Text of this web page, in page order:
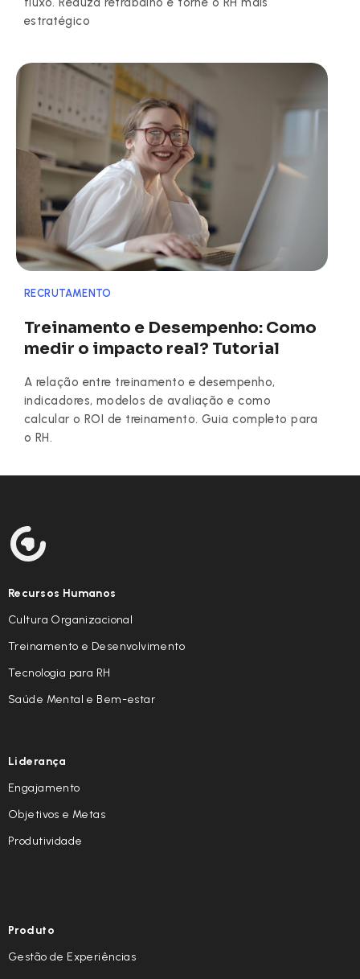
estratégico
RECRUTAMENTO
Treinamento e Desempenho: Como
medir o impacto real? Tutorial
A relação entre treinamento e desempenho,
indicadores, modelos de avaliação e como
calcular o ROI de treinamento. Guia completo para
o RH.
Recursos Humanos
Cultura Organizacional
Treinamento e Desenvolvimento
Tecnologia para RH
Saúde Mental e Bem-estar
Liderança
Engajamento
Objetivos e Metas
Produtividade
Produto
Gestão de Experiências